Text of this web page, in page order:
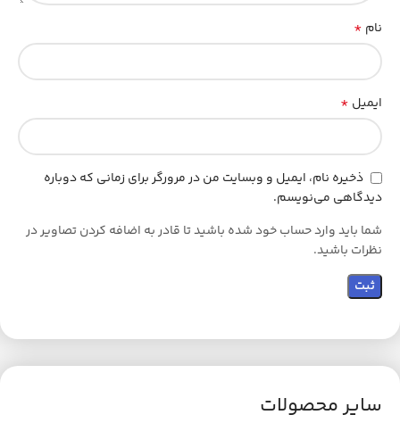
نام *
ایمیل *
ذخیره نام، ایمیل و وبسایت من در مرورگر برای زمانی که دوباره
دیدگاهی می‌نویسم.
شما باید وارد حساب خود شده باشید تا قادر به اضافه کردن تصاویر در
نظرات باشید.
سایر محصولات